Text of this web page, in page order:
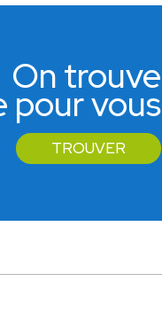
On trouve
pour vous
TROUVER